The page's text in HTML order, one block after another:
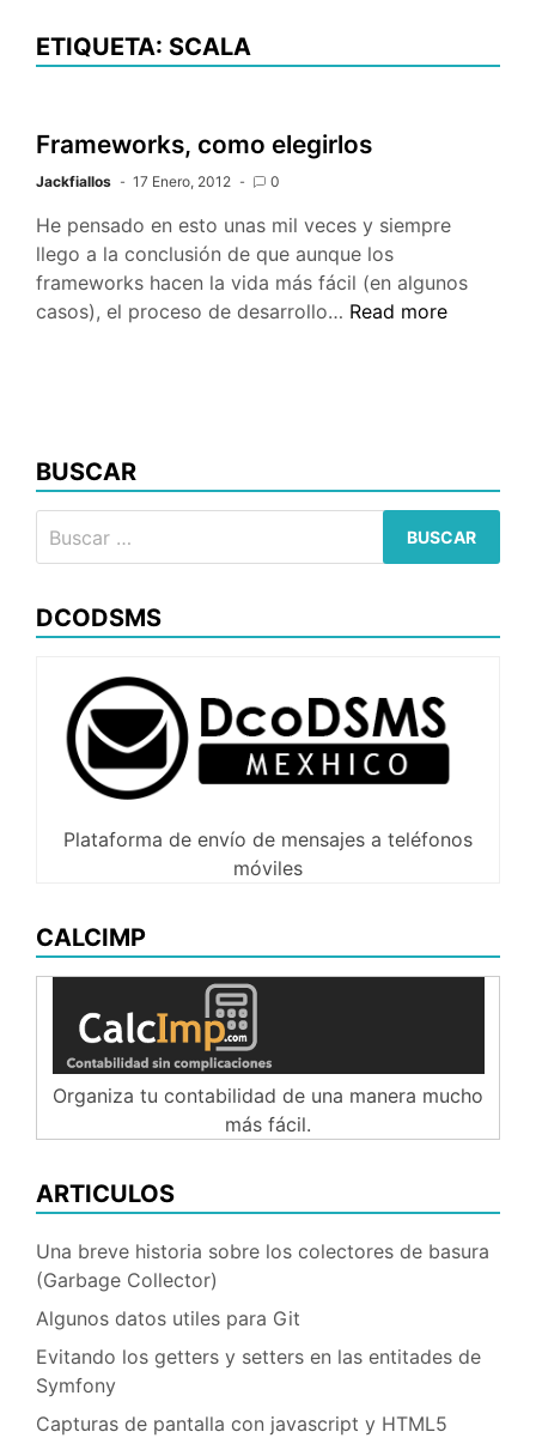
ETIQUETA: SCALA
Frameworks, como elegirlos
Jackfiallos 17 Enero, 2012 0
He pensado en esto unas mil veces y siempre
llego a la conclusión de que aunque los
frameworks hacen la vida más fácil (en algunos
casos), el proceso de desarrollo… Frameworks,
Read more
BUSCAR
DCODSMS
Plataforma de envío de mensajes a teléfonos
móviles
CALCIMP
Organiza tu contabilidad de una manera mucho
más fácil.
ARTICULOS
Una breve historia sobre los colectores de basura
(Garbage Collector)
Algunos datos utiles para Git
Evitando los getters y setters en las entitades de
Symfony
Capturas de pantalla con javascript y HTML5